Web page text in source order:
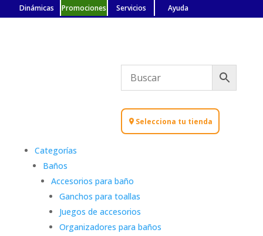
Dinámicas Promociones Servicios Ayuda
Categorías
Baños
Accesorios para baño
Ganchos para toallas
Juegos de accesorios
Organizadores para baños
Selecciona tu tienda